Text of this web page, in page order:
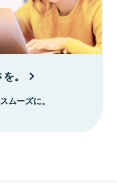
。
ムーズに。